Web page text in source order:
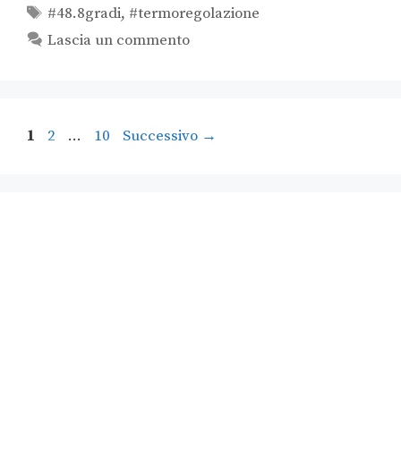
#48.8gradi, #termoregolazione
Lascia un commento
1 2 … 10 Successivo →